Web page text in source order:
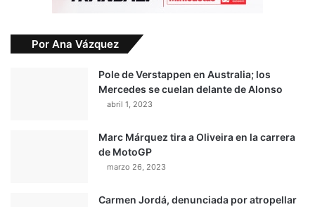
Por Ana Vázquez
Pole de Verstappen en Australia; los
Mercedes se cuelan delante de Alonso
abril 1, 2023
Marc Márquez tira a Oliveira en la carrera
de MotoGP
marzo 26, 2023
Carmen Jordá, denunciada por atropellar